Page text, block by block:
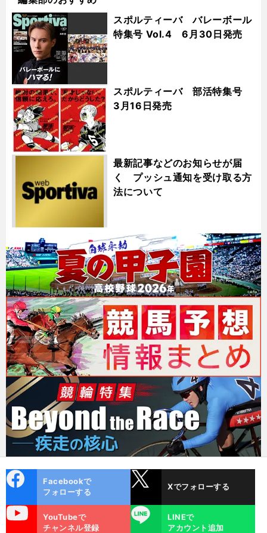
スポルティーバ バレーボール
特集号 Vol.4 6月30日発売
スポルティーバ 部活特集号
3月16日発売
最新記事などのお知らせが届
く プッシュ通知を受け取る方
法について
ok
Facebookで
フォローする
Xでフォローする
YouTubeで
チャンネル登録
LINE
LINEで
アカウント追加